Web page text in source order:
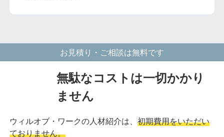
お見積り・ご相談は無料です
無駄なコストは一切かかり
ません
ウィルオブ・ワークの人材紹介は、初期費用をいただい
ておりません。